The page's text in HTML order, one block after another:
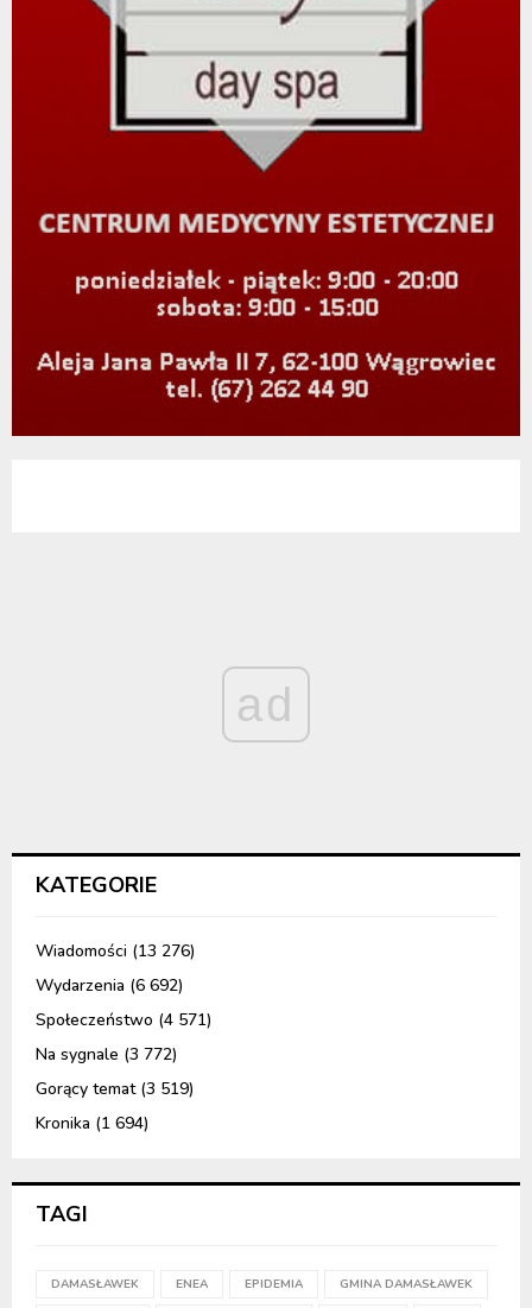
ad
KATEGORIE
Wiadomości (13 276)
Wydarzenia (6 692)
Społeczeństwo (4 571)
Na sygnale (3 772)
Gorący temat(3 519)
Kronika (1 694)
TAGI
DAMASŁAWEK ENEA EPIDEMIA GMINA DAMASŁAWEK